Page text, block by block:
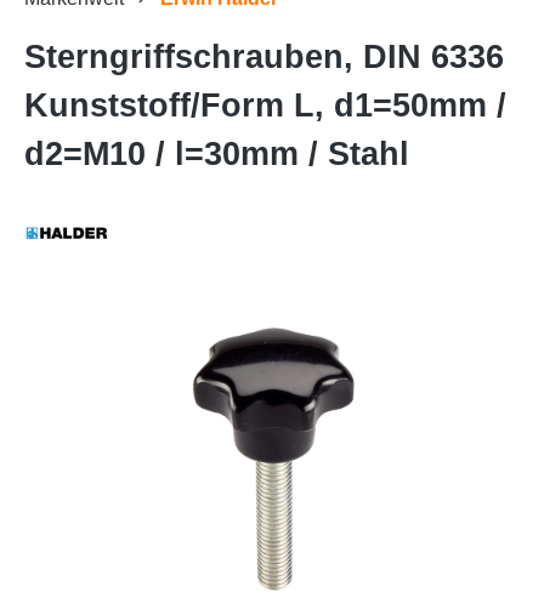
Sterngriffschrauben, DIN 6336
Kunststoff/Form L, d1=50mm /
d2=M10 / l=30mm / Stahl